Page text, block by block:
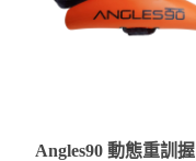
Angles90 動態重訓握